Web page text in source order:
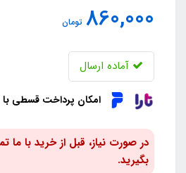
860,000 تومان
آماده ارسال
امکان پرداخت قسطی با
در صورت نیاز، قبل از خرید با ما
بگیرید.